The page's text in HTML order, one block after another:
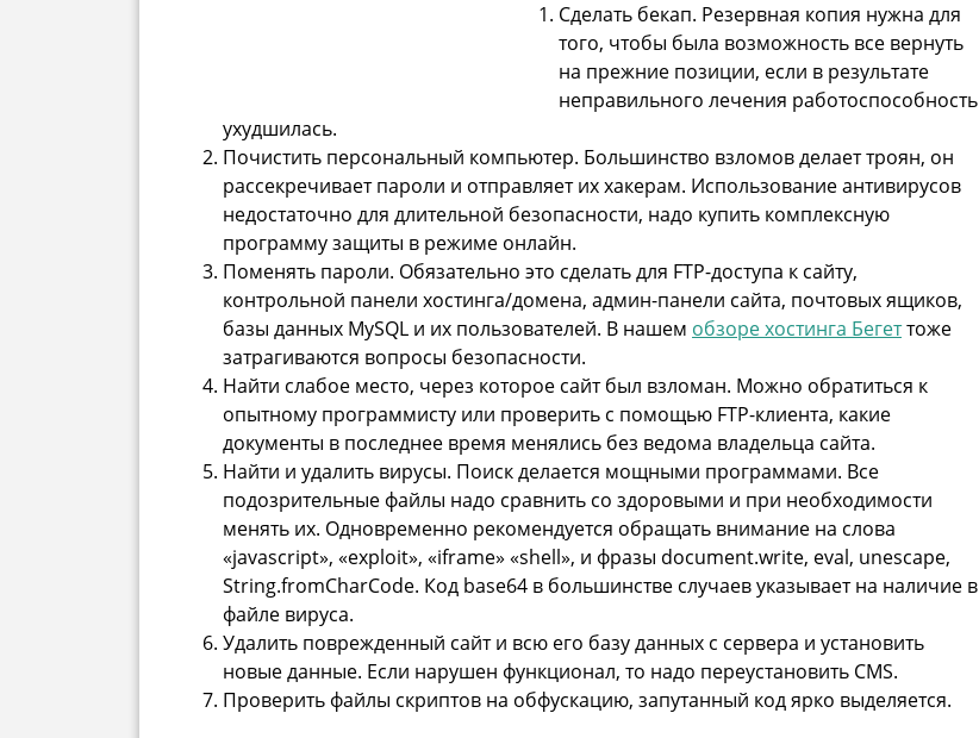
Сделать бекап. Резервная копия нужна для
того, чтобы была возможность все вернуть
на прежние позиции, если в результате
неправильного лечения работоспособность
ухудшилась.
Почистить персональный компьютер. Большинство взломов делает троян, он
рассекречивает пароли и отправляет их хакерам. Использование антивирусов
недостаточно для длительной безопасности, надо купить комплексную
программу защиты в режиме онлайн.
Поменять пароли. Обязательно это сделать для FTP-доступа к сайту,
контрольной панели хостинга/домена, админ-панели сайта, почтовых ящиков,
базы данных MySQL и их пользователей. В нашем обзоре хостинга Бегеттоже
затрагиваются вопросы безопасности.
Найти слабое место, через которое сайт был взломан. Можно обратиться к
опытному программисту или проверить с помощью FTP-клиента, какие
документы в последнее время менялись без ведома владельца сайта.
Найти и удалить вирусы. Поиск делается мощными программами. Все
подозрительные файлы надо сравнить со здоровыми и при необходимости
менять их. Одновременно рекомендуется обращать внимание на слова
«javascript», «exploit», «iframe» «shell», и фразы document.write, eval, unescape,
String.fromCharCode. Код base64 в большинстве случаев указывает на наличие в
файле вируса.
Удалить поврежденный сайт и всю его базу данных с сервера и установить
новые данные. Если нарушен функционал, то надо переустановить CMS.
Проверить файлы скриптов на обфускацию, запутанный код ярко выделяется.